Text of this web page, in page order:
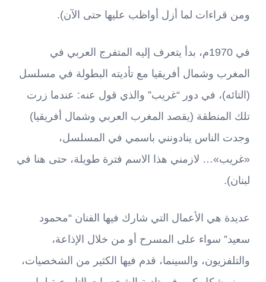
ومن قراءات لما أزل أواظب عليها حتى الآن).
في 1970م، بدأ يتعرف إليه المتفرج العربي في
المغرب وشمال أفريقيا مع تأديته البطولة في مسلسل
(التائه)، في دور “غريب” والذي قول عنه: عندما زرت
تلك المنطقة (يقصد المغرب العربي وشمال أفريقيا)
وجدت الناس ينادونني باسمي في المسلسل،
«غريب»… لازمني هذا الاسم فترة طويلة، حتى هنا في
لبنان).
عديدة هي الأعمال التي شارك فيها الفنان “محمود
سعيد” سواء على المسرح أو من خلال الإذاعة،
والتلفزيون، والسينما، قدم فيها الكثير من الشخصيات،